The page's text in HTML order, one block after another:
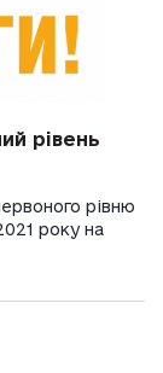
рівень
рівню
року на